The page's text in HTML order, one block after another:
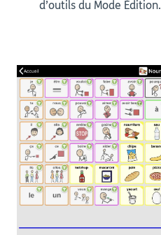
d’outils du Mode Édition.